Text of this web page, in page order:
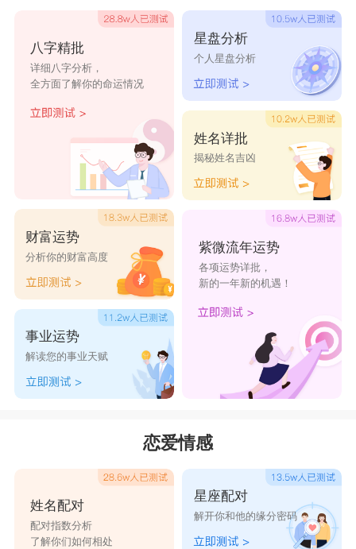
书店
向荣书店 井观书店 彩阳书店
老橡树书 书影时光 洋洋书店 书虫书店
新世纪书
店
东诚书店 华威书店
风线装书
店 书店
鑫放书店 超范书店 绿节书店
店
馨宜书店 花花落轩 今日阅读
书店
吉讯书店 豪豪书店
八字精批
详细八字分析，
全方面了解你的命运情况
财富运势
分析你的财富高度
事业运势
解读您的事业天赋
星盘分析
个人星盘分析
姓名详批
揭秘姓名吉凶
紫微流年运势
各项运势详批，
新的一年新的机遇！
恋爱情感
姓名配对
配对指数分析
了解你们如何相处
星座配对
解开你和他的缘分密码